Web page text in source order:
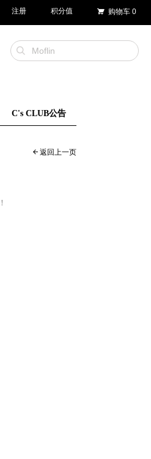
注册 积分值 购物车 0
C's CLUB公告
返回上一页
！